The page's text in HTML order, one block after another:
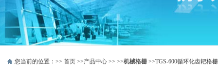
您当前的位置：>> 首页 >>产品中心 >> >>机械格栅 >>TGS-600循环化齿耙格